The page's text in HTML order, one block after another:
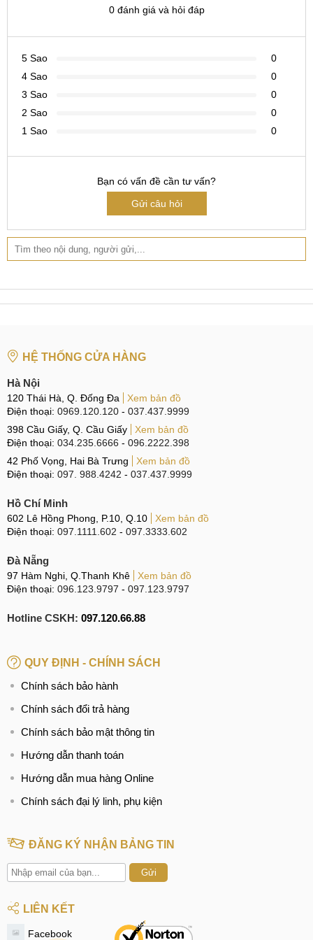
CN 3:
Hotline:
602 Lê Hồng Phong, Quận 10
Tại Đà Nẵng
Hotline:097.123.9797
Thay loa Xiaomi 12 Pro uy tín
Sửa loa Xiaomi 12 giá rẻ
Thay loa Xiaomi 12, 12 Pro giá bao nhiêu
Giá thay loa Xiaomi 12
0 đánh giá và hỏi đáp
5 Sao
0
4 Sao
0
3 Sao
0
2 Sao
0
1 Sao
0
Bạn có vấn đề cần tư vấn?
Gửi câu hỏi
HỆ THỐNG CỬA HÀNG
Hà Nội
120 Thái Hà, Q. Đống Đa
Xem bản đồ
Điện thoại: 0969.120.120 - 037.437.9999
398 Cầu Giấy, Q. Cầu Giấy
Xem bản đồ
Điện thoại: 034.235.6666 - 096.2222.398
42 Phố Vọng, Hai Bà Trưng
Xem bản đồ
Điện thoại: 097. 988.4242 - 037.437.9999
Hồ Chí Minh
602 Lê Hồng Phong, P.10, Q.10
Xem bản đồ
Điện thoại: 097.1111.602 - 097.3333.602
Đà Nẵng
97 Hàm Nghi, Q.Thanh Khê
Xem bản đồ
Điện thoại: 096.123.9797 - 097.123.9797
Hotline CSKH: 097.120.66.88
QUY ĐỊNH - CHÍNH SÁCH
Chính sách bảo hành
Chính sách đổi trả hàng
Chính sách bảo mật thông tin
Hướng dẫn thanh toán
Hướng dẫn mua hàng Online
Chính sách đại lý linh, phụ kiện
ĐĂNG KÝ NHẬN BẢNG TIN
Gửi
LIÊN KẾT
Facebook